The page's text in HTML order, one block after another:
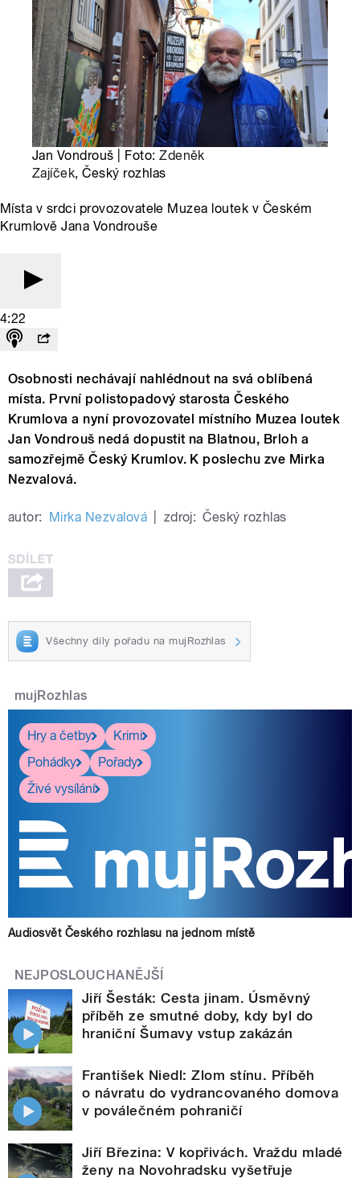
Jan Vondrouš | Foto:Zdeněk
Zajíček, Český rozhlas
Místa v srdci provozovatele Muzea loutek v Českém
Krumlově Jana Vondrouše
4:22
Osobnosti nechávají nahlédnout na svá oblíbená
místa. První polistopadový starosta Českého
Krumlova a nyní provozovatel místního Muzea loutek
Jan Vondrouš nedá dopustit na Blatnou, Brloh a
samozřejmě Český Krumlov. K poslechu zve Mirka
Nezvalová.
autor: Mirka Nezvalová zdroj: Český rozhlas
Všechny díly pořadu na mujRozhlas
mujRozhlas
Hry a četby
Krimi
Pohádky
Pořady
Živé vysílání
Audiosvět Českého rozhlasu na jednom místě
NEJPOSLOUCHANĚJŠÍ
Jiří Šesták: Cesta jinam. Úsměvný
příběh ze smutné doby, kdy byl do
hraniční Šumavy vstup zakázán
František Niedl: Zlom stínu. Příběh
o návratu do vydrancovaného domova
v poválečném pohraničí
Jiří Březina: V kopřivách. Vraždu mladé
ženy na Novohradsku vyšetřuje